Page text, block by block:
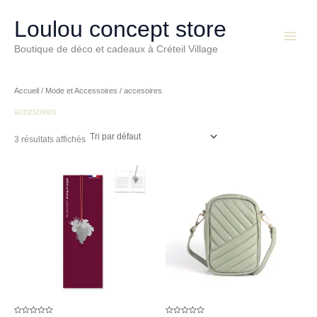
contenuLoulou concept store
Boutique de déco et cadeaux à Créteil Village
Menu
Accueil / Mode et Accessoires / accesoires
accesoires
3 résultats affichés